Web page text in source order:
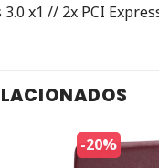
x1 // 2x PCI
-20%